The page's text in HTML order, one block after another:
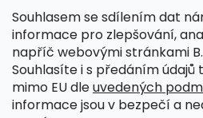
Souhlasem se sdílením dat
informace pro zlepšování,
napříč webovými stránkami
Souhlasíte i s předáním
mimo EU dleuvedených
informace jsou v bezpečí a
Pondělí – Pátek 8:00 – 15:30
Petrovice 42, 262 55 Petrovice
Více informací